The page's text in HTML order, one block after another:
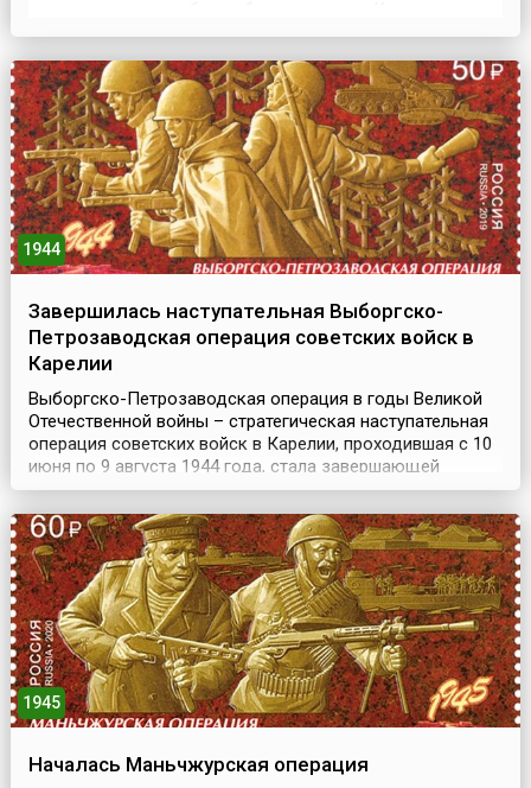
Астрахани единовременно сыграли сотню свадеб.
ночью резню иноземцев, переросшую во всенародное
выс...
1944
Завершилась наступательная Выборгско-
Петрозаводская операция советских войск в
Карелии
Выборгско-Петрозаводская операция в годы Великой
Отечественной войны – стратегическая наступательная
операция советских войск в Карелии, проходившая с 10
июня по 9 августа 1944 года, стала завершающей
операцией битвы за Ленинград. Цель наступления
заключалась в ликвидации угрозы Ленинграду, а также
в ускорении выхода Финляндии из войны.Успехи
советских войск во время зимней кампании 1944 года ...
1945
Началась Маньчжурская операция